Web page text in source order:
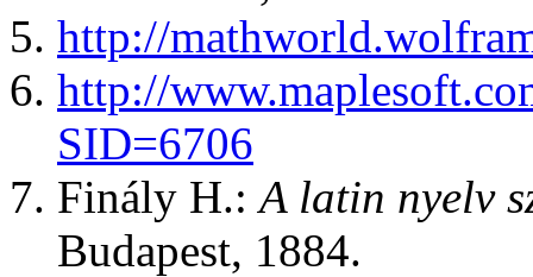
http://
http://
SID=6706
Finály H.:A latin nyelv
Budapest, 1884.